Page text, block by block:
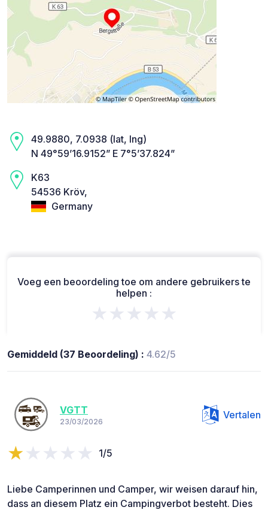
49.9880, 7.0938 (lat, lng)
N 49°59’16.9152” E 7°5’37.824”
K63
54536 Kröv,
Germany
Voeg een beoordeling toe om andere gebruikers te
helpen :
★★★★★
Gemiddeld (37 Beoordeling) : 4.62/5
VGTT
23/03/2026
Vertalen
1/5
Liebe Camperinnen und Camper, wir weisen darauf hin,
dass an diesem Platz ein Campingverbot besteht. Dies